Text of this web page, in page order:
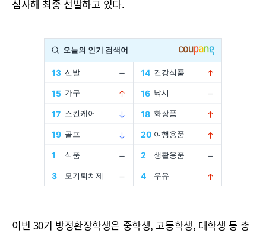
심사해 최종 선발하고 있다.
이번 30기 방정환장학생은 중학생, 고등학생, 대학생 등 총